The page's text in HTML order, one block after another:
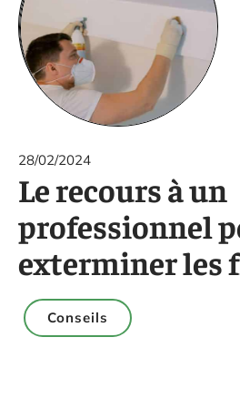
28/02/2024
Le recours à un
professionnel
exterminer les
Conseils